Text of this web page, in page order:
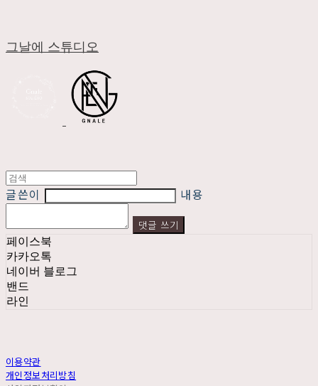
그날에 스튜디오
글쓴이 내용
댓글 쓰기
페이스북
카카오톡
네이버 블로그
밴드
라인
이용약관
개인정보처리방침